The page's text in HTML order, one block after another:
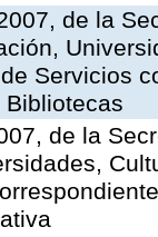
de la
Servicios
de la